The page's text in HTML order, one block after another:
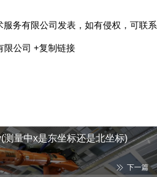
务有限公司发表，如有侵权，可联系
限公司 +复制链接
测量中x是东坐标还是北坐标)
下一篇